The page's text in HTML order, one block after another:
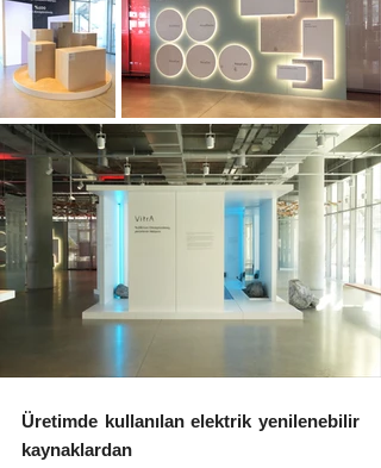
Üretimde kullanılan elektrik yenilenebilir
kaynaklardan